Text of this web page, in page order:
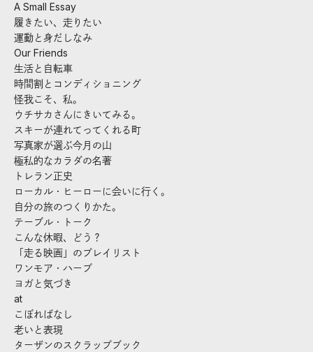
A Small Essay
履きたい、走りたい
運動と身だしなみ
Our Friends
生活と自転車
時間割とコンディショニング
怪我こそ、私。
ウチサカさんにきいてみる。
スキーが連れてってくれる町
写真家が選ぶ今月の山
極私的なカラダの名著
トレラン正史
ローカル・ヒーローに会いに行く。
自分の旅のつくりかた。
テーブル・トーク
こんな休暇、どう？
「走る映画」のプレイリスト
ワンモア・ハーブ
ヨガと気づき
at
こぼればなし
老いと表現
ターザンのスクラップブック